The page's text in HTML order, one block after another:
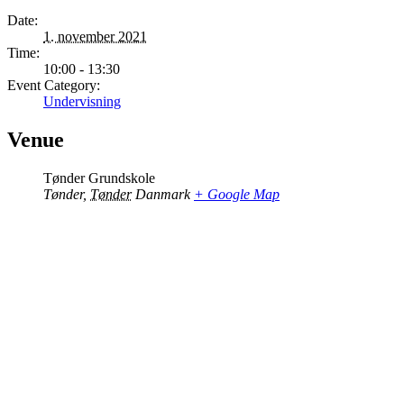
Date:
1. november 2021
Time:
10:00 - 13:30
Event Category:
Undervisning
Venue
Tønder Grundskole
Tønder, Tønder Danmark + Google Map